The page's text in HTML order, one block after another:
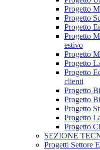
Progetto
Progetto
Progetto
Progetto
estivo
Progetto
Progetto
Progetto
clienti
Progetto
Progetto
Progetto
Progetto
Progetto
SEZIONE
Progetti Settore